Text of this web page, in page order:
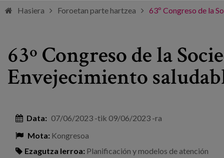
Hasiera Foroetan parte hartzea 63º Congreso de la
63º Congreso de la
Envejecimiento
Data: 07/06/2023 -tik 09/06/2023 -ra
Mota: Kongresoa
Ezagutza lerroa: Planificación y modelos de atención